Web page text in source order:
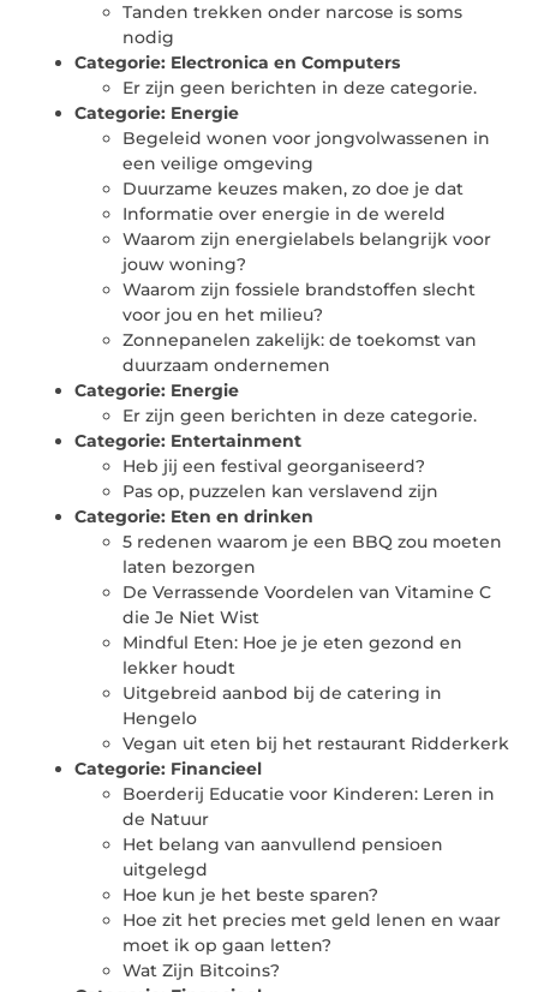
Tanden trekken onder narcose is soms
nodig
Categorie: Electronica en Computers
Er zijn geen berichten in deze categorie.
Categorie: Energie
Begeleid wonen voor jongvolwassenen in
een veilige omgeving
Duurzame keuzes maken, zo doe je dat
Informatie over energie in de wereld
Waarom zijn energielabels belangrijk voor
jouw woning?
Waarom zijn fossiele brandstoffen slecht
voor jou en het milieu?
Zonnepanelen zakelijk: de toekomst van
duurzaam ondernemen
Categorie: Energie
Er zijn geen berichten in deze categorie.
Categorie: Entertainment
Heb jij een festival georganiseerd?
Pas op, puzzelen kan verslavend zijn
Categorie: Eten en drinken
5 redenen waarom je een BBQ zou moeten
laten bezorgen
De Verrassende Voordelen van Vitamine C
die Je Niet Wist
Mindful Eten: Hoe je je eten gezond en
lekker houdt
Uitgebreid aanbod bij de catering in
Hengelo
Vegan uit eten bij het restaurant Ridderkerk
Categorie: Financieel
Boerderij Educatie voor Kinderen: Leren in
de Natuur
Het belang van aanvullend pensioen
uitgelegd
Hoe kun je het beste sparen?
Hoe zit het precies met geld lenen en waar
moet ik op gaan letten?
Wat Zijn Bitcoins?